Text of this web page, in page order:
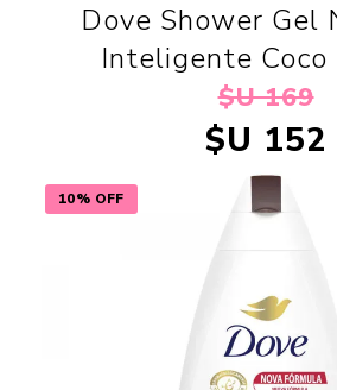
10% OFF
Dove Shower Gel
Inteligente
$U 169
$U 152